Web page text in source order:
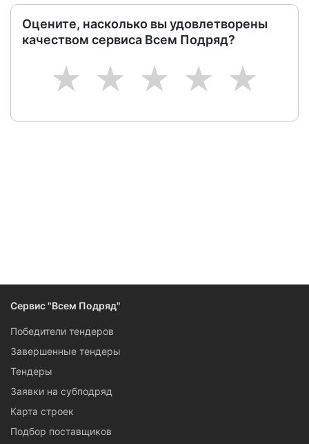
Оцените, насколько вы удовлетворены
качеством сервиса Всем Подряд?
5
4
3
2
1
Сервис "Всем Подряд"
Победители тендеров
Завершенные тендеры
Тендеры
Заявки на субподряд
Карта строек
Подбор поставщиков